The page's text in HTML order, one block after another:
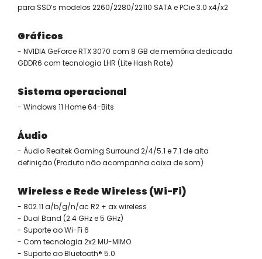
para SSD’s modelos 2260/2280/22110 SATA e PCie 3.0 x4/x2
Gráficos
- NVIDIA GeForce RTX 3070 com 8 GB de memória dedicada
GDDR6 com tecnologia LHR (Lite Hash Rate)
Sistema operacional
- Windows 11 Home 64-Bits
Áudio
- Áudio Realtek Gaming Surround 2/4/5.1 e 7.1 de alta
definição (Produto não acompanha caixa de som)
Wireless e Rede Wireless (Wi-Fi)
- 802.11 a/b/g/n/ac R2 + ax wireless
- Dual Band (2.4 GHz e 5 GHz)
- Suporte ao Wi-Fi 6
- Com tecnologia 2x2 MU-MIMO
- Suporte ao Bluetooth® 5.0